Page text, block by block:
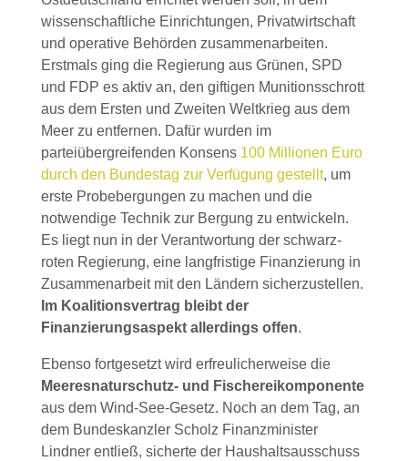
wissenschaftliche Einrichtungen, Privatwirtschaft
und operative Behörden zusammenarbeiten.
Erstmals ging die Regierung aus Grünen, SPD
und FDP es aktiv an, den giftigen Munitionsschrott
aus dem Ersten und Zweiten Weltkrieg aus dem
Meer zu entfernen. Dafür wurden im
parteiübergreifenden Konsens 100 Millionen Euro
durch den Bundestag zur Verfügung gestellt, um
erste Probebergungen zu machen und die
notwendige Technik zur Bergung zu entwickeln.
Es liegt nun in der Verantwortung der schwarz-
roten Regierung, eine langfristige Finanzierung in
Zusammenarbeit mit den Ländern sicherzustellen.
Im Koalitionsvertrag bleibt der
Finanzierungsaspekt allerdings offen.
Ebenso fortgesetzt wird erfreulicherweise die
Meeresnaturschutz- und Fischereikomponente
aus dem Wind-See-Gesetz. Noch an dem Tag, an
dem Bundeskanzler Scholz Finanzminister
Lindner entließ, sicherte der Haushaltsausschuss